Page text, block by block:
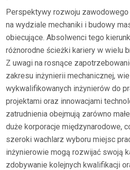
Perspektywy rozwoju
na wydziale mechaniki i budowy
obiecujące. Absolwenci tego
różnorodne ścieżki kariery w wielu
Z uwagi na rosnące
zakresu inżynierii mechanicznej,
wykwalifikowanych inżynierów do
projektami oraz innowacjami
zatrudnienia obejmują zarówno
duże korporacje międzynarodowe,
szeroki wachlarz wyboru miejsc
inżynierowie mogą rozwijać swoją
zdobywanie kolejnych kwalifikacji